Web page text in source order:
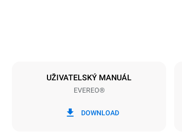
UŽIVATELSKÝ MANUÁL
EVEREO®
DOWNLOAD